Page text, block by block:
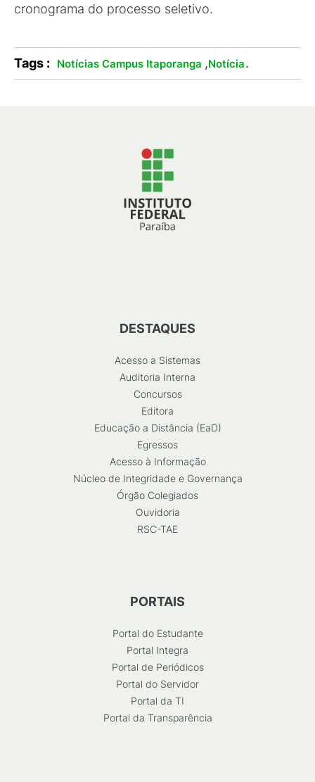
cronograma do processo seletivo.
Tags : Notícias Campus Itaporanga ,Notícia.
DESTAQUES
Acesso a Sistemas
Auditoria Interna
Concursos
Editora
Educação a Distância (EaD)
Egressos
Acesso à Informação
Núcleo de Integridade e Governança
Órgão Colegiados
Ouvidoria
RSC-TAE
PORTAIS
Portal do Estudante
Portal Integra
Portal de Periódicos
Portal do Servidor
Portal da TI
Portal da Transparência